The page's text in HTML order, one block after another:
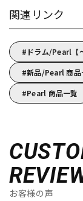
関連リンク
ドラム/Pearl【
新品/Pearl 商品
Pearl 商品一覧
お客様の声